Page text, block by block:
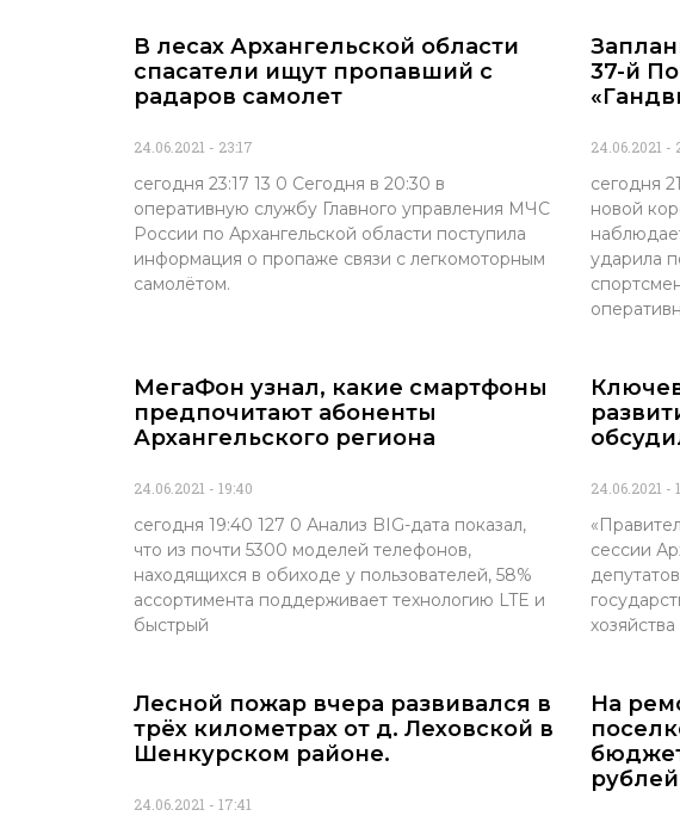
В лесах Архангельской области
спасатели ищут пропавший с
радаров самолет
24.06.2021 23:17
сегодня 23:17 13 0 Сегодня в 20:30 в
оперативную службу Главного управления МЧС
России по Архангельской области поступила
информация о пропаже связи с легкомоторным
самолётом.
37-й
24.06.2021
сегодня
новой
ударила
МегаФон узнал, какие смартфоны
предпочитают абоненты
Архангельского региона
24.06.2021 19:40
сегодня 19:40 127 0 Анализ BIG-дата показал,
что из почти 5300 моделей телефонов,
находящихся в обиходе у пользователей, 58%
ассортимента поддерживает технологию LTE и
быстрый
24.06.2021
сессии
Лесной пожар вчера развивался в
трёх километрах от д. Леховской в
Шенкурском районе.
24.06.2021 17:41
На
рублей